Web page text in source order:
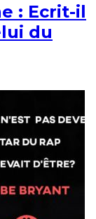
: Ecrit-il
du